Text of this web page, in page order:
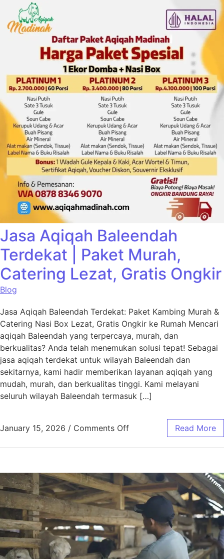
Jasa Aqiqah Baleendah
Terdekat | Paket Murah,
Catering Lezat, Gratis Ongkir
Blog
Jasa Aqiqah Baleendah Terdekat: Paket Kambing Murah &
Catering Nasi Box Lezat, Gratis Ongkir ke Rumah Mencari
aqiqah Baleendah yang terpercaya, murah, dan
berkualitas? Anda telah menemukan solusi tepat! Sebagai
jasa aqiqah terdekat untuk wilayah Baleendah dan
sekitarnya, kami hadir memberikan layanan aqiqah yang
mudah, murah, dan berkualitas tinggi. Kami melayani
seluruh wilayah Baleendah termasuk […]
January 15, 2026 / Comments Off Read More